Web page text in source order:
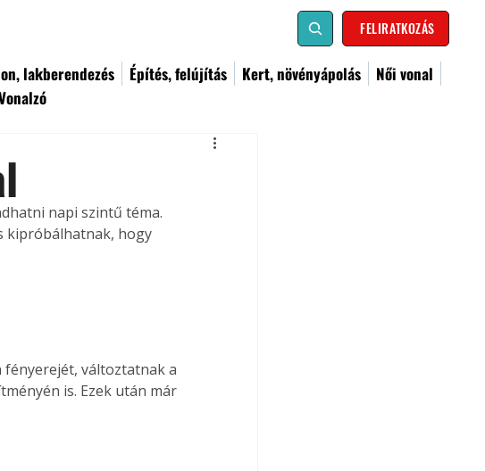
FELIRATKOZÁS
lakberendezés Építés, felújítás Kert, növényápolás
Női vonal
napi szintű téma.
kipróbálhatnak, hogy
fényerejét, változtatnak a
is. Ezek után már